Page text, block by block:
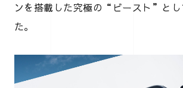
ンを搭載した究極の“ビースト”とし
た。